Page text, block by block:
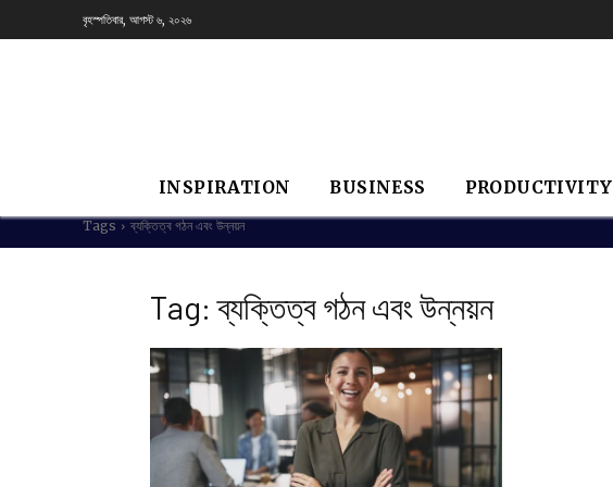
বৃহস্পতিবার, আগস্ট ৬, ২০২৬
INSPIRATION BUSINESS PRODUCTIVITY
Tags ব্যক্তিত্ব গঠন এবং উন্নয়ন
Tag:ব্যক্তিত্ব গঠন এবং উন্নয়ন